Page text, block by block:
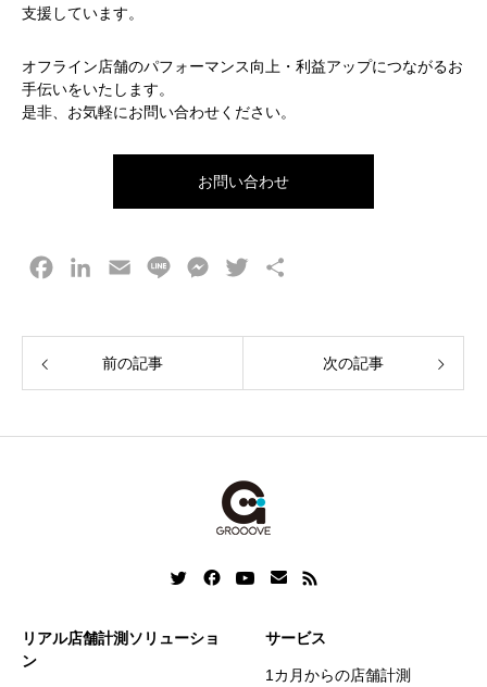
支援しています。
オフライン店舗のパフォーマンス向上・利益アップにつながるお
手伝いをいたします。
是非、お気軽にお問い合わせください。
お問い合わせ
b
k
e
i
l
M
e
t
前の記事 次の記事
リアル店舗計測ソリューショ
ン
サービス
1カ月からの店舗計測